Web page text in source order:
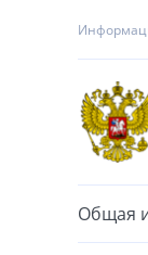
Общая